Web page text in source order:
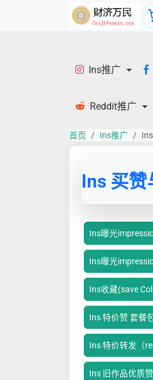
Ins推广
Reddit推广
首页 Ins推广
Ins 买
Ins曝光
Ins曝光
Ins收藏(save
Ins 特价赞 套餐
Ins 特价转发（
Ins 旧作品优质